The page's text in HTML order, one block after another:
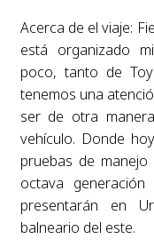
Acerca de el viaje:
está organizado
poco, tanto de
tenemos una
ser de otra
vehículo. Donde
pruebas de
octava
presentarán en
balneario del este.